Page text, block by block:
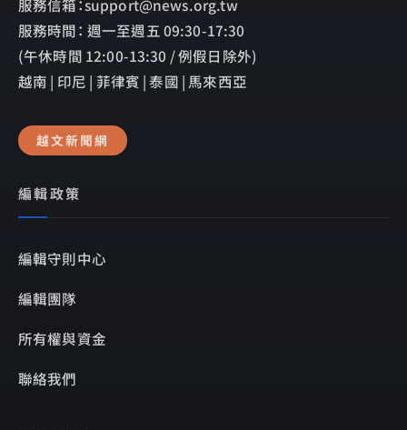
服務信箱：support@news.org.tw
服務時間： 週一至週五 09:30-17:30
(午休時間 12:00-13:30 / 例假日除外)
越南 | 印尼 | 菲律賓 | 泰國 | 馬來西亞
越文新聞網
編輯政策
編輯守則中心
編輯團隊
所有權與資金
聯絡我們